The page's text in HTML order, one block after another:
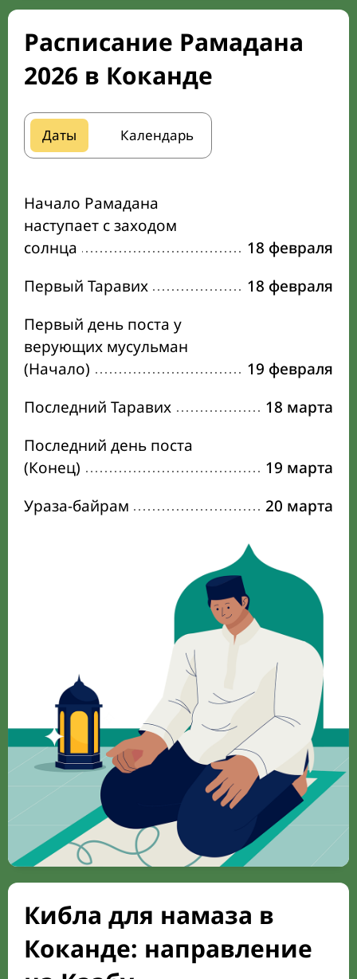
Расписание Рамадана
2026 в Коканде
Даты Календарь
Начало Рамадана
наступает с заходом
солнца
18 февраля
Первый Таравих
18 февраля
Первый день поста у
верующих мусульман
(Начало)
19 февраля
Последний Таравих
18 марта
Последний день поста
(Конец)
19 марта
Ураза-байрам
20 марта
Кибла для намаза в
Коканде: направление